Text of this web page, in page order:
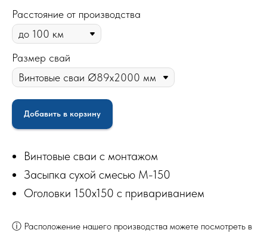
Расстояние от производства
Размер свай
Добавить в корзину
Винтовые сваи с монтажом
Засыпка сухой смесью М-150
Оголовки 150х150 с привариванием
ⓘ Расположение нашего производства можете посмотреть в